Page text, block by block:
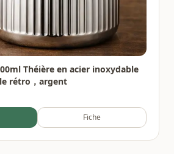
Théière en acier inoxydable
rétro，argent
Fiche